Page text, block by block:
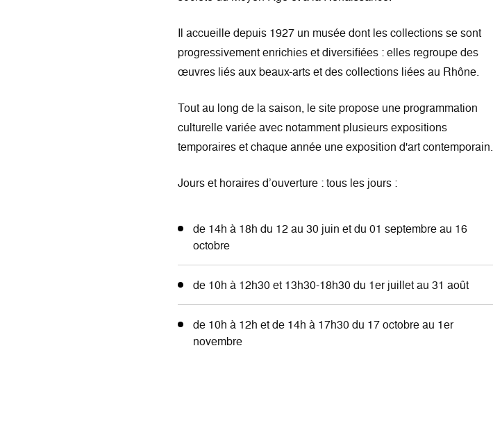
Il accueille depuis 1927 un musée dont les collections se sont
progressivement enrichies et diversifiées : elles regroupe des
œuvres liés aux beaux-arts et des collections liées au Rhône.
Tout au long de la saison, le site propose une programmation
culturelle variée avec notamment plusieurs expositions
temporaires et chaque année une exposition d'art contemporain.
Jours et horaires d’ouverture : tous les jours :
de 14h à 18h du 12 au 30 juin et du 01 septembre au 16
octobre
de 10h à 12h30 et 13h30-18h30 du 1er juillet au 31 août
de 10h à 12h et de 14h à 17h30 du 17 octobre au 1er
novembre